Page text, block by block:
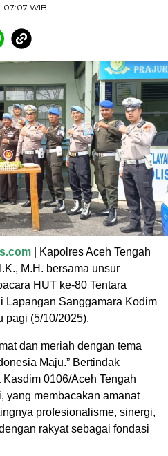
07:07 WIB
| Kapolres Aceh Tengah
M.H. bersama unsur
HUT ke-80 Tentara
Lapangan Sanggamara Kodim
pagi (5/10/2025).
dan meriah dengan tema
Maju.” Bertindak
0106/Aceh Tengah
yang membacakan amanat
profesionalisme, sinergi,
rakyat sebagai fondasi